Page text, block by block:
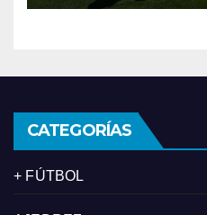
CATEGORÍAS
+ FÚTBOL